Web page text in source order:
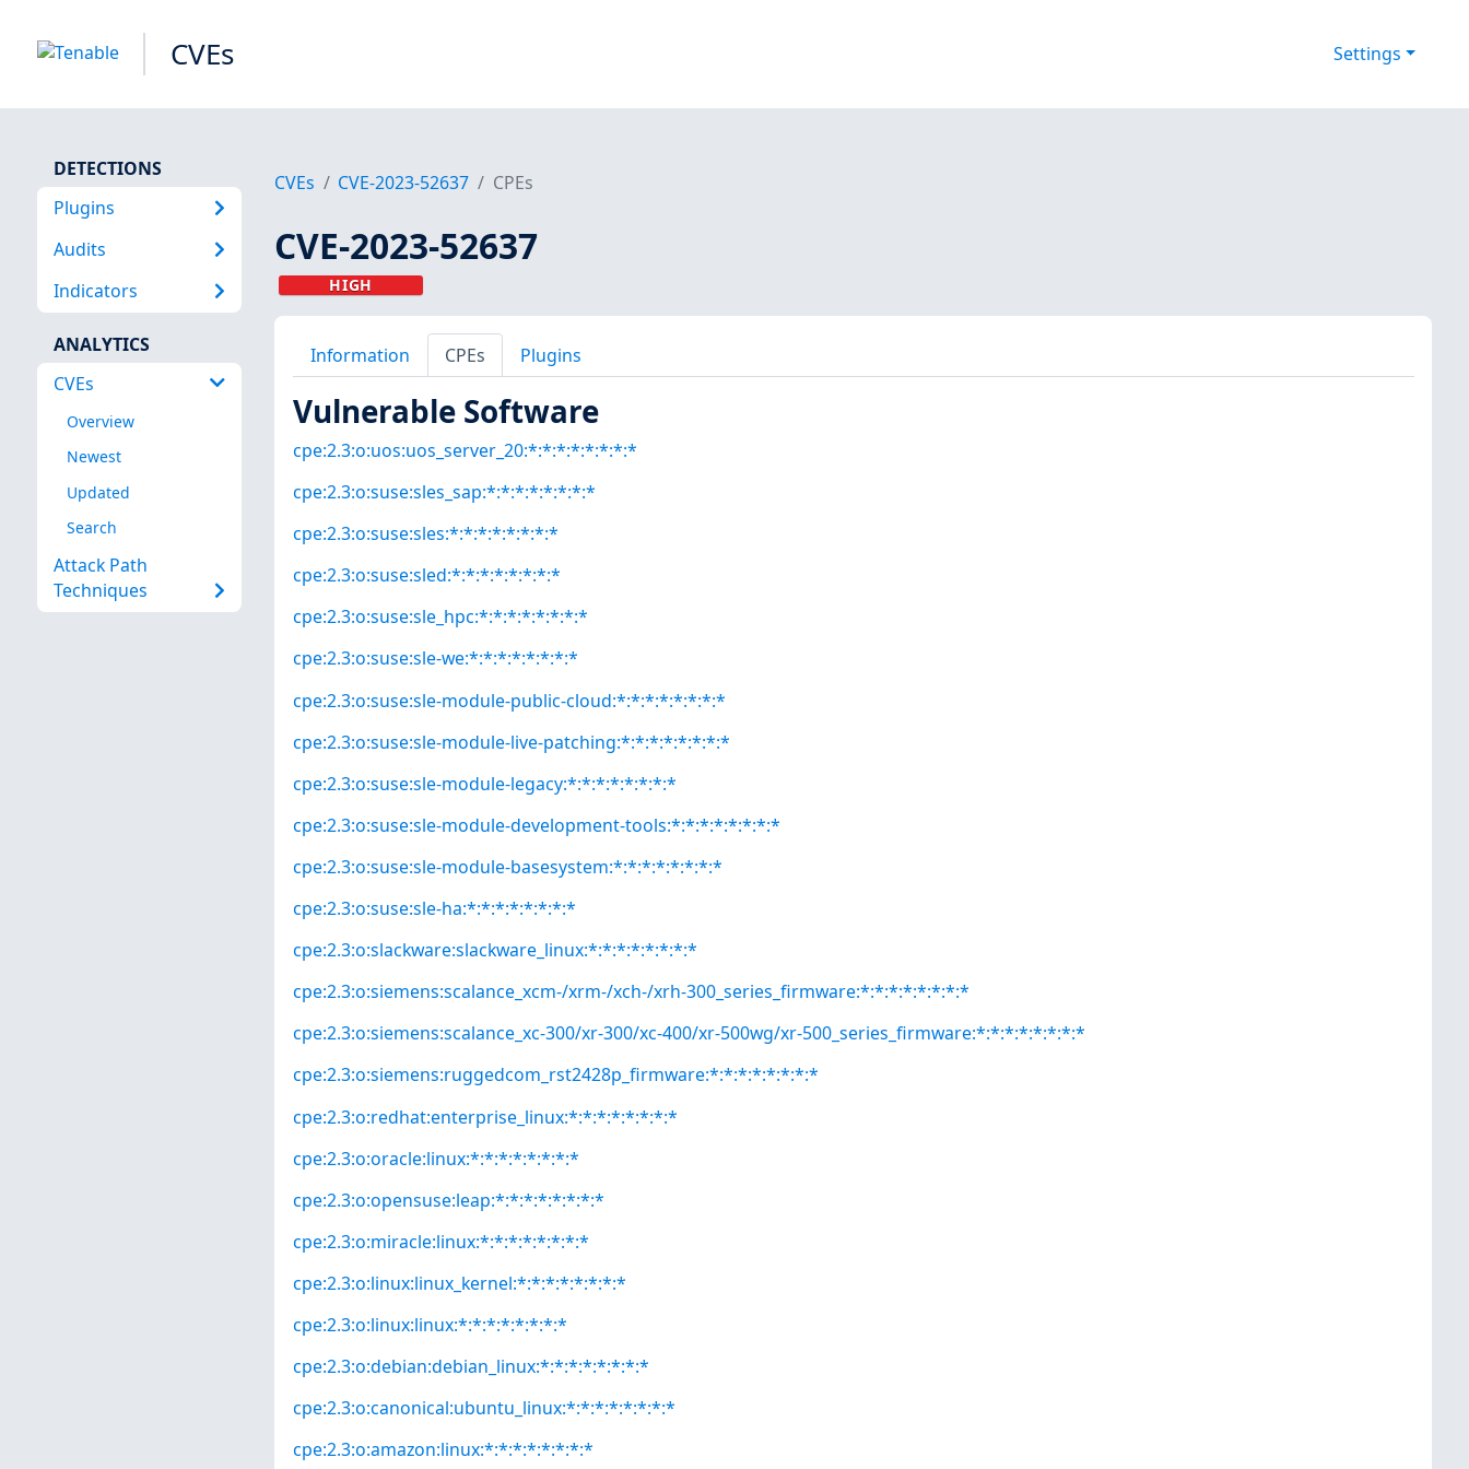
CVEs Settings
DETECTIONS
Plugins
Audits
Indicators
ANALYTICS
CVEs
Overview
Newest
Updated
Search
Attack Path
Techniques
CVEs CVE-2023-52637 CPEs
CVE-2023-52637
HIGH
Information CPEs Plugins
Vulnerable Software
cpe:2.3:o:uos:uos_server_20:*:*:*:*:*:*:*:*
cpe:2.3:o:suse:sles_sap:*:*:*:*:*:*:*:*
cpe:2.3:o:suse:sles:*:*:*:*:*:*:*:*
cpe:2.3:o:suse:sled:*:*:*:*:*:*:*:*
cpe:2.3:o:suse:sle_hpc:*:*:*:*:*:*:*:*
cpe:2.3:o:suse:sle-we:*:*:*:*:*:*:*:*
cpe:2.3:o:suse:sle-module-public-cloud:*:*:*:*:*:*:*:*
cpe:2.3:o:suse:sle-module-live-patching:*:*:*:*:*:*:*:*
cpe:2.3:o:suse:sle-module-legacy:*:*:*:*:*:*:*:*
cpe:2.3:o:suse:sle-module-development-tools:*:*:*:*:*:*:*:*
cpe:2.3:o:suse:sle-module-basesystem:*:*:*:*:*:*:*:*
cpe:2.3:o:suse:sle-ha:*:*:*:*:*:*:*:*
cpe:2.3:o:slackware:slackware_linux:*:*:*:*:*:*:*:*
cpe:2.3:o:siemens:scalance_xcm-/xrm-/xch-/xrh-300_series_firmware:*:*:*:*:*:*:*:*
cpe:2.3:o:siemens:scalance_xc-300/xr-300/xc-400/xr-500wg/xr-500_series_firmware:*:*:*:*:*:*:*:*
cpe:2.3:o:siemens:ruggedcom_rst2428p_firmware:*:*:*:*:*:*:*:*
cpe:2.3:o:redhat:enterprise_linux:*:*:*:*:*:*:*:*
cpe:2.3:o:oracle:linux:*:*:*:*:*:*:*:*
cpe:2.3:o:opensuse:leap:*:*:*:*:*:*:*:*
cpe:2.3:o:miracle:linux:*:*:*:*:*:*:*:*
cpe:2.3:o:linux:linux_kernel:*:*:*:*:*:*:*:*
cpe:2.3:o:linux:linux:*:*:*:*:*:*:*:*
cpe:2.3:o:debian:debian_linux:*:*:*:*:*:*:*:*
cpe:2.3:o:canonical:ubuntu_linux:*:*:*:*:*:*:*:*
cpe:2.3:o:amazon:linux:*:*:*:*:*:*:*:*